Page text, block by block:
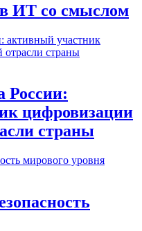
ИТ со смыслом
России:
цифровизации
страны